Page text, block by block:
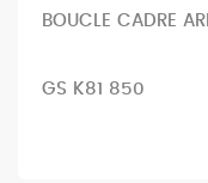
BOUCLE CADRE
GS K81 850